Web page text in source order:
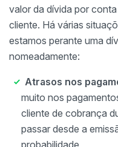
valor da dívida por
cliente. Há várias
estamos perante uma
nomeadamente:
Atrasos nos
muito nos
cliente de cobrança
passar desde a
probabilidade